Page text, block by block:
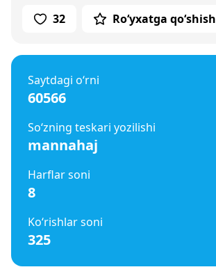
32 Ro‘yxatga qo‘shish
Saytdagi o‘rni
60566
So‘zning teskari yozilishi
mannahaj
Harflar soni
8
Ko‘rishlar soni
325